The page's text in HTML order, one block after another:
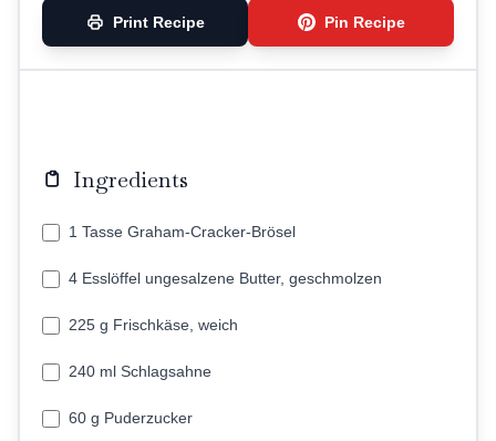
Print Recipe Pin Recipe
Ingredients
1 Tasse Graham-Cracker-Brösel
4 Esslöffel ungesalzene Butter, geschmolzen
225 g Frischkäse, weich
240 ml Schlagsahne
60 g Puderzucker